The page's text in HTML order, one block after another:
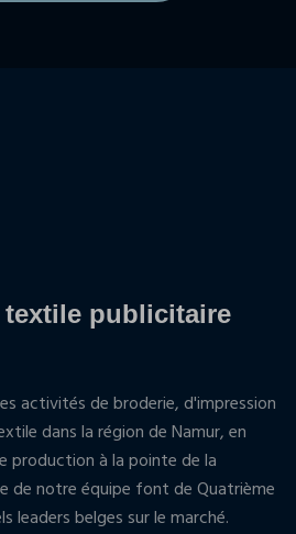
publicitaire
activités de broderie, d'impression
dans la région de Namur, en
production à la pointe de la
de notre équipe font de Quatrième
leaders belges sur le marché.